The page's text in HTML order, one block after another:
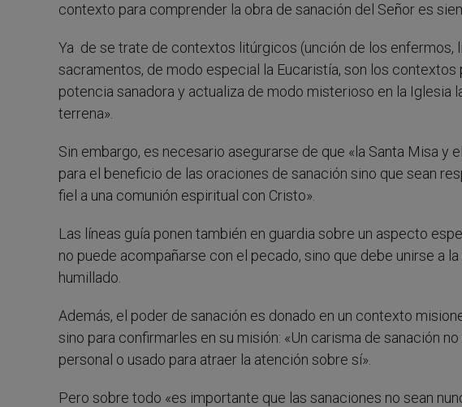
contexto para comprender la obra de sanación del Señor es
Ya de se trate de contextos litúrgicos (unción de los enfermos,
sacramentos, de modo especial la Eucaristía, son los
potencia sanadora y actualiza de modo misterioso en la Iglesia
terrena».
Sin embargo, es necesario asegurarse de que «la Santa Misa y
para el beneficio de las oraciones de sanación sino que sean
fiel a una comunión espiritual con Cristo».
Las líneas guía ponen también en guardia sobre un aspecto
no puede acompañarse con el pecado, sino que debe unirse a
humillado.
Además, el poder de sanación es donado en un contexto
sino para confirmarles en su misión: «Un carisma de sanación
personal o usado para atraer la atención sobre sí».
Pero sobre todo «es importante que las sanaciones no sean